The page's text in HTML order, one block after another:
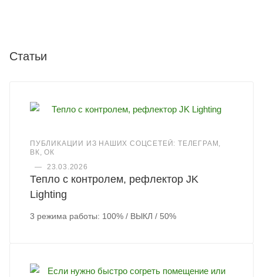
Статьи
ПУБЛИКАЦИИ ИЗ НАШИХ СОЦСЕТЕЙ: ТЕЛЕГРАМ,
ВК, ОК
—
23.03.2026
Тепло с контролем, рефлектор JK
Lighting
3 режима работы: 100% / ВЫКЛ / 50%